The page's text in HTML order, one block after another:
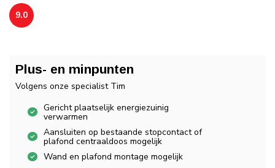
9.0
Plus- en minpunten
Volgens onze specialist Tim
Gericht plaatselijk energiezuinig
verwarmen
Aansluiten op bestaande stopcontact of
plafond centraaldoos mogelijk
Wand en plafond montage mogelijk